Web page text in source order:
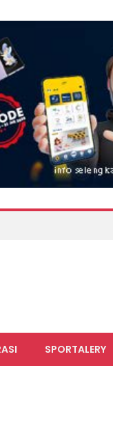
SPORTALERY